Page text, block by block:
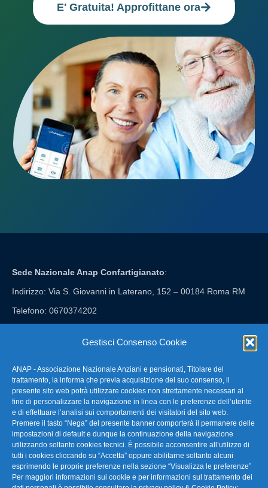
Gestisci Consenso Cookie
ANAP - Associazione Nazionale Anziani e pensionati, Titolare del
trattamento, la informa che previa acquisizione del suo consenso, il
presente sito web potrà utilizzare cookies non strettamente necessari al
fine di personalizzare la navigazione in linea con le preferenze dell’utente
e di effettuare l’analisi sui comportamenti dei visitatori del sito web.
Premere il tasto “Nega” del presente banner comporterà il permanere delle
impostazioni di default e dunque la continuazione della navigazione
utilizzando soltanto cookies tecnici. È possibile acconsentire all’utilizzo di
tutti i cookies cliccando su “Accetta” oppure abilitarne soltanto alcuni
esprimendo le proprie preferenze nella sezione “Visualizza le preferenze”
Per maggiori informazioni sui cookie e per informazioni sul trattamento dei
E' Gratuita! Approfittane ora
Sede Nazionale Anap Confartigianato:
Indirizzo: Via S. Giovanni in Laterano, 152 – 00184 Roma RM
Telefono: 0670374202
FAQ – Domande Frequenti
La nostra Newsletter
Link Utili
TG Confartigianato